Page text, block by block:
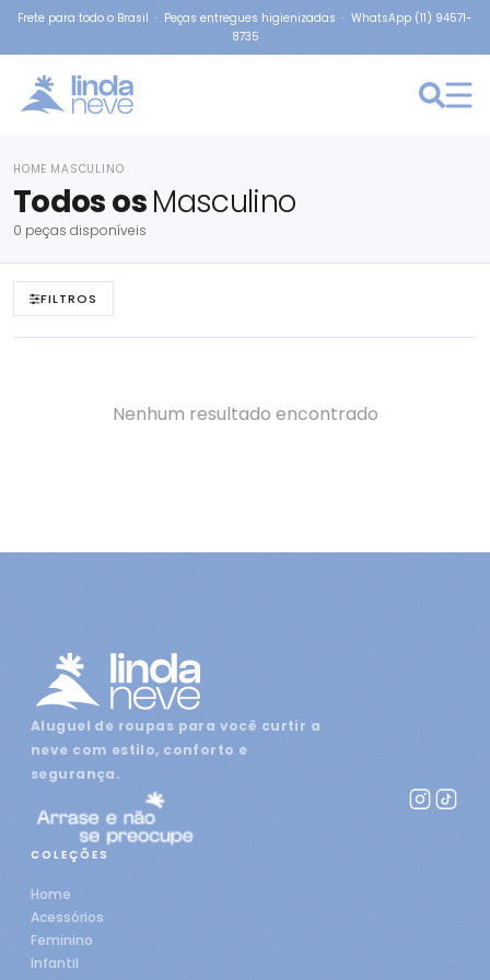
Frete para todo o Brasil · Peças entregues higienizadas · WhatsApp (11) 94571-
8735
HOME MASCULINO
Todos osMasculino
0 peças disponíveis
FILTROS
Nenhum resultado encontrado
Aluguel de roupas para você curtir a
neve com estilo, conforto e
segurança.
COLEÇÕES
Home
Acessórios
Feminino
Infantil